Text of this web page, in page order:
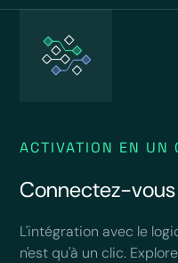
ACTIVATION EN UN
Connectez-
L'intégration avec le
n'est qu'à un clic.